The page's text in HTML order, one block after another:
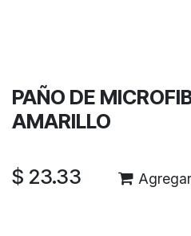
PAÑO DE
AMARILLO
$ 23.33